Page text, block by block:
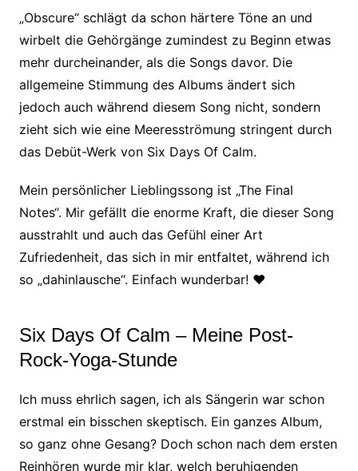
„Obscure“ schlägt da schon härtere Töne an und
wirbelt die Gehörgänge zumindest zu Beginn etwas
mehr durcheinander, als die Songs davor. Die
allgemeine Stimmung des Albums ändert sich
jedoch auch während diesem Song nicht, sondern
zieht sich wie eine Meeresströmung stringent durch
das Debüt-Werk von Six Days Of Calm.
Mein persönlicher Lieblingssong ist „The Final
Notes“. Mir gefällt die enorme Kraft, die dieser Song
ausstrahlt und auch das Gefühl einer Art
Zufriedenheit, das sich in mir entfaltet, während ich
so „dahinlausche“. Einfach wunderbar! ♥
Six Days Of Calm – Meine Post-
Rock-Yoga-Stunde
Ich muss ehrlich sagen, ich als Sängerin war schon
erstmal ein bisschen skeptisch. Ein ganzes Album,
so ganz ohne Gesang? Doch schon nach dem ersten
Reinhören wurde mir klar, welch beruhigenden